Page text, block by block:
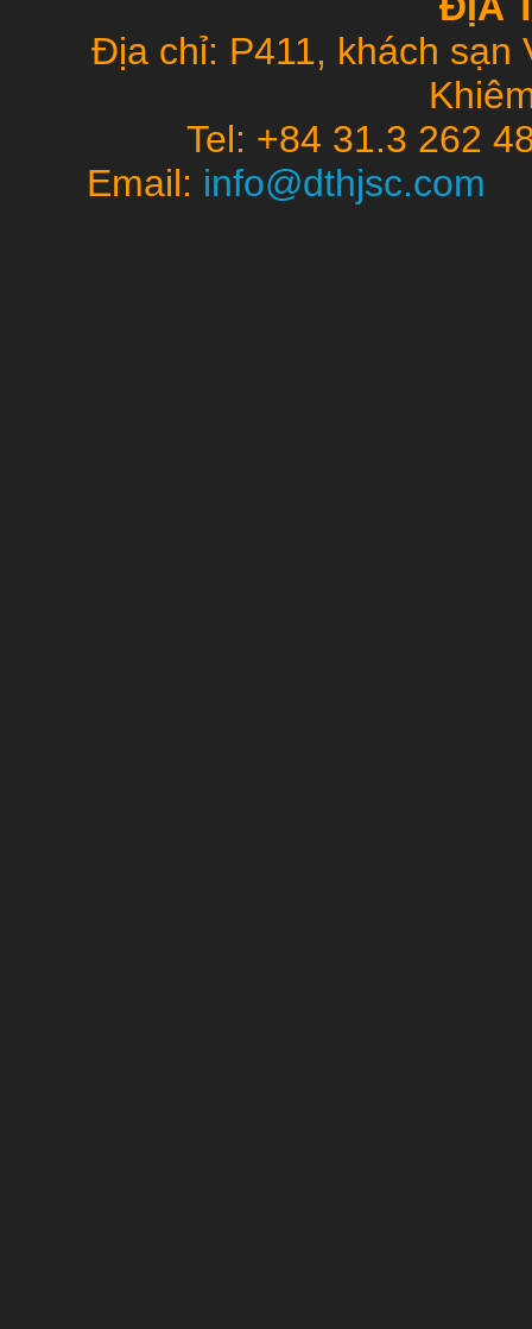
Địa chỉ: P411, khách sạn
Tel: +84 31.3 262
Email: